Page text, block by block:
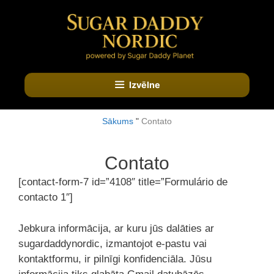
Izvēlne
Sākums " Contato
Contato
[contact-form-7 id=”4108″ title=”Formulário de
contacto 1″]
Jebkura informācija, ar kuru jūs dalāties ar
sugardaddynordic, izmantojot e-pastu vai
kontaktformu, ir pilnīgi konfidenciāla. Jūsu